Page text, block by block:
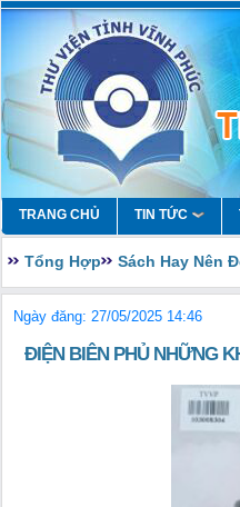
TRANG CHỦ TIN TỨC
Tổng Hợp Sách Hay Nên
Ngày đăng: 27/05/2025 14:46
ĐIỆN BIÊN PHỦ NHỮNG